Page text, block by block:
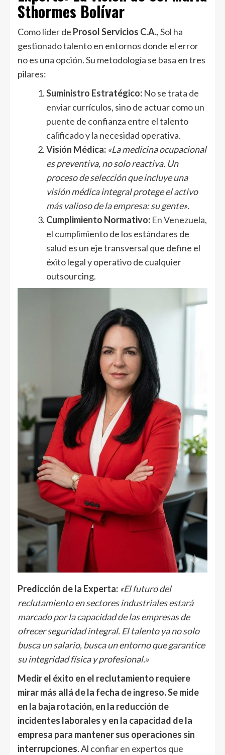
Sthormes Bolívar
Como líder de Prosol Servicios C.A., Sol ha
gestionado talento en entornos donde el error
no es una opción. Su metodología se basa en tres
pilares:
Suministro Estratégico: No se trata de
enviar currículos, sino de actuar como un
puente de confianza entre el talento
calificado y la necesidad operativa.
Visión Médica: «La medicina ocupacional
es preventiva, no solo reactiva. Un
proceso de selección que incluye una
visión médica integral protege el activo
más valioso de la empresa: su gente».
Cumplimiento Normativo: En Venezuela,
el cumplimiento de los estándares de
salud es un eje transversal que define el
éxito legal y operativo de cualquier
outsourcing.
Predicción de la Experta: «El futuro del
reclutamiento en sectores industriales estará
marcado por la capacidad de las empresas de
ofrecer seguridad integral. El talento ya no solo
busca un salario, busca un entorno que garantice
su integridad física y profesional.»
Medir el éxito en el reclutamiento requiere
mirar más allá de la fecha de ingreso. Se mide
en la baja rotación, en la reducción de
incidentes laborales y en la capacidad de la
empresa para mantener sus operaciones sin
interrupciones. Al confiar en expertos que